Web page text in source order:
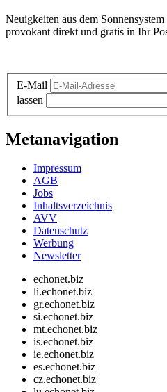
Neuigkeiten aus dem
provokant direkt und gratis in Ihr
E-Mail
lassen
Metanavigation
Impressum
AGB
Jobs
Inhaltsverzeichnis
AVV
Datenschutz
Werbung
Newsletter
echonet.biz
li.echonet.biz
gr.echonet.biz
si.echonet.biz
mt.echonet.biz
is.echonet.biz
ie.echonet.biz
es.echonet.biz
cz.echonet.biz